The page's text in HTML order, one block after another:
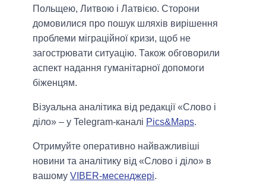
Польщею, Литвою і Латвією. Сторони
домовилися про пошук шляхів вирішення
проблеми міграційної кризи, щоб не
загострювати ситуацію. Також обговорили
аспект надання гуманітарної допомоги
біженцям.
Візуальна аналітика від редакції «Слово і
діло» – у Telegram-каналі Pics&Maps.
Отримуйте оперативно найважливіші
новини та аналітику від «Слово і діло» в
вашому VIBER-месенджері.